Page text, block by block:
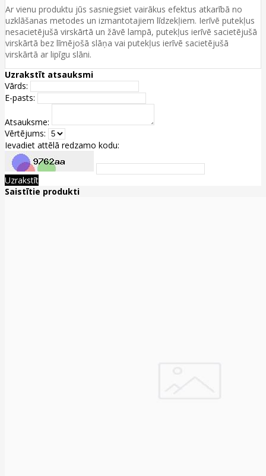
Ar vienu produktu jūs sasniegsiet vairākus efektus atkarībā no
uzklāšanas metodes un izmantotajiem līdzekļiem. Ierīvē putekļus
nesacietējušā virskārtā un žāvē lampā, putekļus ierīvē sacietējušā
virskārtā bez līmējošā slāņa vai putekļus ierīvē sacietējušā
virskārtā ar lipīgu slāni.
Uzrakstīt atsauksmi
Vārds:
E-pasts:
Atsauksme:
Vērtējums:
Ievadiet attēlā redzamo kodu:
Uzrakstīt
Saistītie produkti